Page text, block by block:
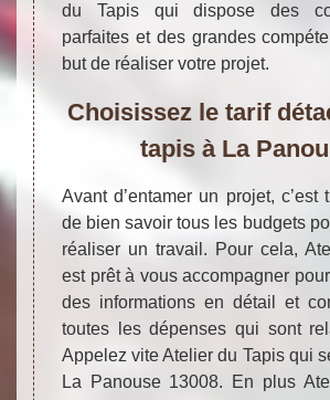
du Tapis qui dispose des
parfaites et des grandes
but de réaliser votre projet.
Choisissez le tarif
tapis à La
Avant d’entamer un projet, c’est
de bien savoir tous les budgets
réaliser un travail. Pour cela,
est prêt à vous accompagner
des informations en détail et
toutes les dépenses qui sont
Appelez vite Atelier du Tapis qui
La Panouse 13008. En plus